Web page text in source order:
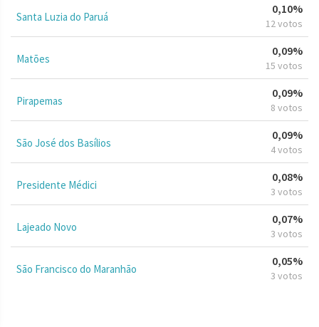
Santa Luzia do Paruá
0,10%
12 votos
Matões
0,09%
15 votos
Pirapemas
0,09%
8 votos
São José dos Basílios
0,09%
4 votos
Presidente Médici
0,08%
3 votos
Lajeado Novo
0,07%
3 votos
São Francisco do Maranhão
0,05%
3 votos